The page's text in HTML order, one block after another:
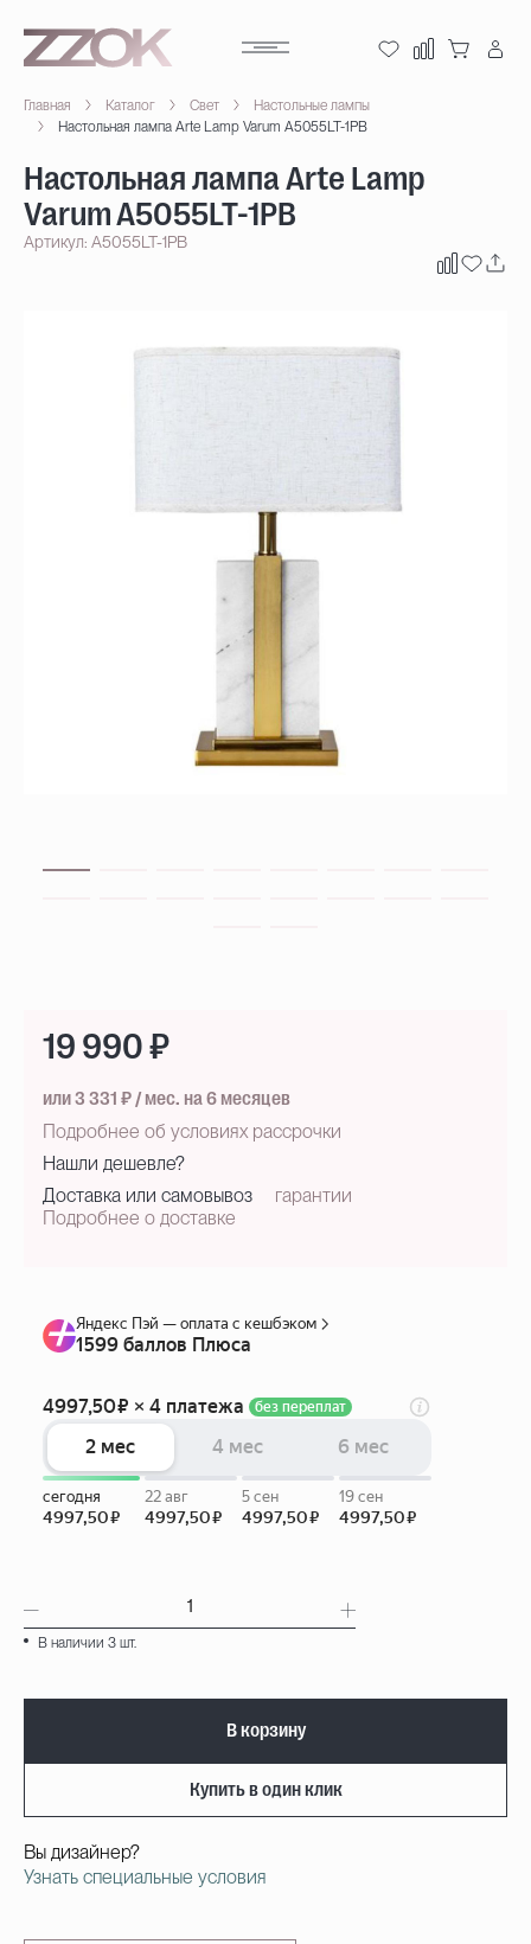
Главная Каталог Свет
Настольные лампы
Настольная лампа Arte Lamp Varum A5055LT-1PB
Настольная лампа Arte Lamp
Varum A5055LT-1PB
Артикул: A5055LT-1PB
В наличии 3 шт.
В корзину
Купить в один клик
Вы дизайнер?
Узнать специальные условия
19 990 ₽
или 3 331 ₽ / мес. на 6 месяцев
Подробнее об условиях рассрочки
Нашли дешевле?
Доставка или самовывоз
Подробнее о доставке
гарантии